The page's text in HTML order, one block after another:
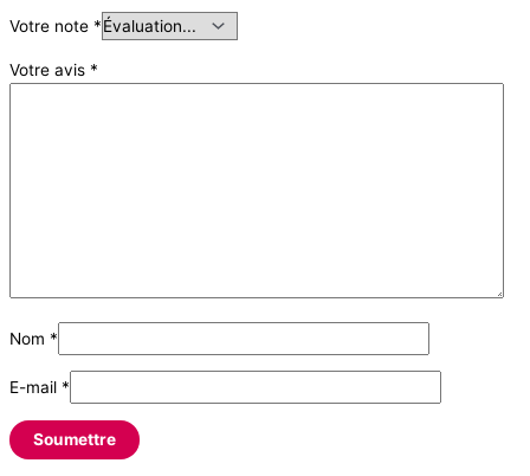
Votre note *
Votre avis *
Nom *
E-mail *